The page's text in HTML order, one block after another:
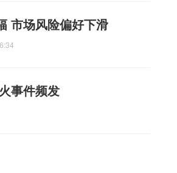
市场风险偏好下滑
事件频发